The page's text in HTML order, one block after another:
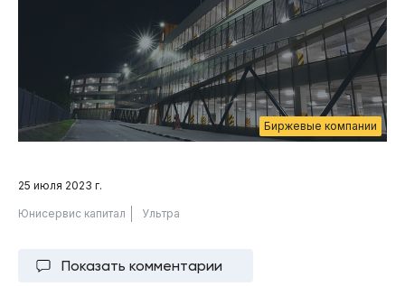
Биржевые компании
25 июля 2023 г.
Юнисервис капитал Ультра
Показать комментарии